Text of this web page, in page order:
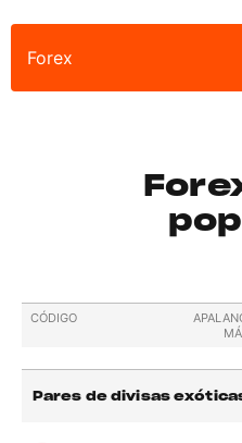
Forex
CÓDIGO
Pares de divisas